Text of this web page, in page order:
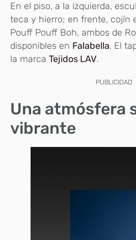
En el piso, a la izquierda,
teca y hierro; en frente, cojín
Pouff Pouff Boh, ambos de
disponibles en Falabella. El
la marca Tejidos LAV.
PUBLICIDAD
Una atmósfera
vibrante